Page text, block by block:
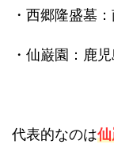
・西郷隆盛墓
・仙巌園：鹿
代表的なのは